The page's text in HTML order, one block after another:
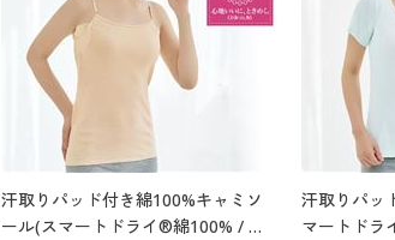
汗取りパッド付き綿100%キャミソ
ール(スマートドライ®綿100% / さ
汗取りパッ
マートドラ